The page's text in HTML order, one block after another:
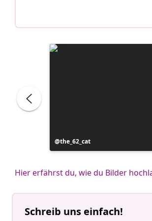
Beitrag
veröffentlicht
the_62_cat
Hier erfährst du, wie du Bilder
Schreib uns einfach!